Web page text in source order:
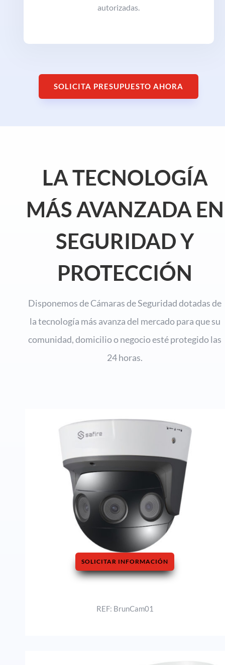
autorizadas.
SOLICITA PRESUPUESTO AHORA
LA TECNOLOGÍA
MÁS AVANZADA EN
SEGURIDAD Y
PROTECCIÓN
Disponemos de Cámaras de Seguridad dotadas de
la tecnología más avanza del mercado para que su
comunidad, domicilio o negocio esté protegido las
24 horas.
SOLICITAR INFORMACIÓN
REF: BrunCam01